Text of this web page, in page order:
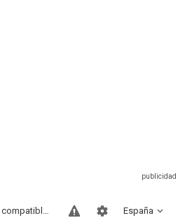
España
Sitios compatibles